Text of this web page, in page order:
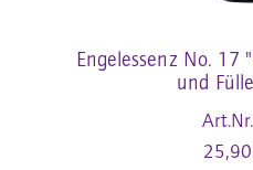
Engelessenz No. 17
und
25,90